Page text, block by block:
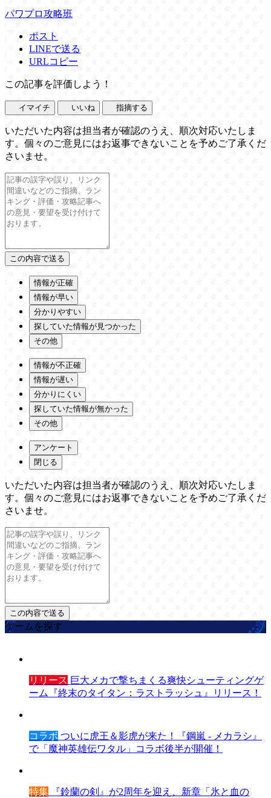
パワプロ攻略班
ポスト
LINEで送る
URLコピー
この記事を評価しよう！
イマイチ いいね 指摘する
いただいた内容は担当者が確認のうえ、順次対応いたしま
す。個々のご意見にはお返事できないことを予めご了承くだ
さいませ。
情報が正確
情報が早い
分かりやすい
探していた情報が見つかった
その他
情報が不正確
情報が遅い
分かりにくい
探していた情報が無かった
その他
アンケート
閉じる
いただいた内容は担当者が確認のうえ、順次対応いたしま
す。個々のご意見にはお返事できないことを予めご了承くだ
さいませ。
ゲームを探す
リリース 巨大メカで撃ちまくる爽快シューティングゲ
ーム『終末のタイタン：ラストラッシュ』リリース！
コラボ ついに虎王＆影虎が来た！『鋼嵐 - メカラシ』
で「魔神英雄伝ワタル」コラボ後半が開催！
特集 『鈴蘭の剣』が2周年を迎え、新章「氷と血の